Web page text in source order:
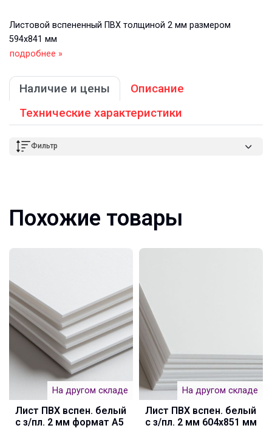
Листовой вспененный ПВХ толщиной 2 мм размером
594х841 мм
подробнее »
Наличие и цены
Описание
Технические характеристики
Фильтр
Похожие товары
На другом складе
Лист ПВХ вспен. белый
с з/пл. 2 мм формат А5
На другом складе
Лист ПВХ вспен. белый
с з/пл. 2 мм 604х851 мм